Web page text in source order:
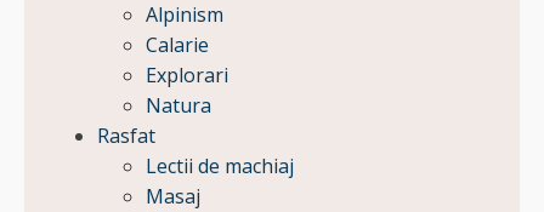
Alpinism
Calarie
Explorari
Natura
Rasfat
Lectii de machiaj
Masaj